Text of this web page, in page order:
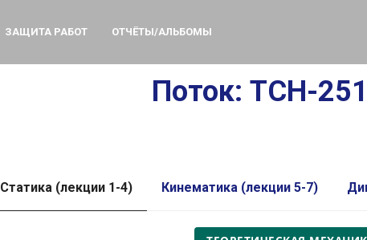
ЗАЩИТА РАБОТ ОТЧЁТЫ/АЛЬБОМЫ
Поток: ТСН-
Статика (лекции 1-4) Кинематика (лекции 5-7)